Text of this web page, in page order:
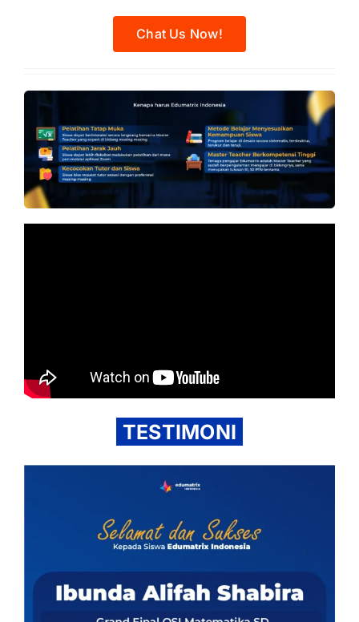
Chat Us Now!
TESTIMONI